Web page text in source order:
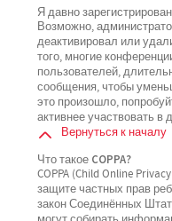
Я давно
Возможно,
деактивировал или
того, многие
пользователей,
сообщения, чтобы
это произошло,
активнее участвовать в
Вернуться к началу
Что такое COPPA?
COPPA (Child Online
защите частных прав
закон Соединённых